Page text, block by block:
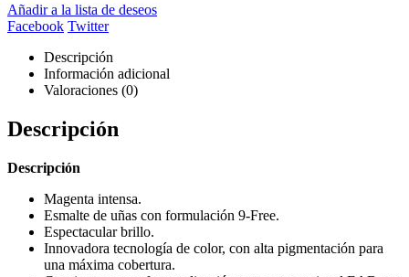
Añadir a la lista de deseos
Facebook Twitter
Descripción
Información adicional
Valoraciones (0)
Descripción
Descripción
Magenta intensa.
Esmalte de uñas con formulación 9-Free.
Espectacular brillo.
Innovadora tecnología de color, con alta pigmentación para
una máxima cobertura.